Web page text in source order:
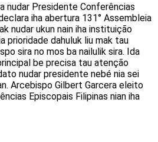
nudar Presidente Conferências
iha abertura 131° Assembleia
nudar ukun nain iha instituição
prioridade dahuluk liu mak tau
sira no mos ba nailulik sira. Ida
be precisa tau atenção
nudar presidente nebé nia sei
Arcebispo Gilbert Garcera eleito
Episcopais Filipinas nian iha